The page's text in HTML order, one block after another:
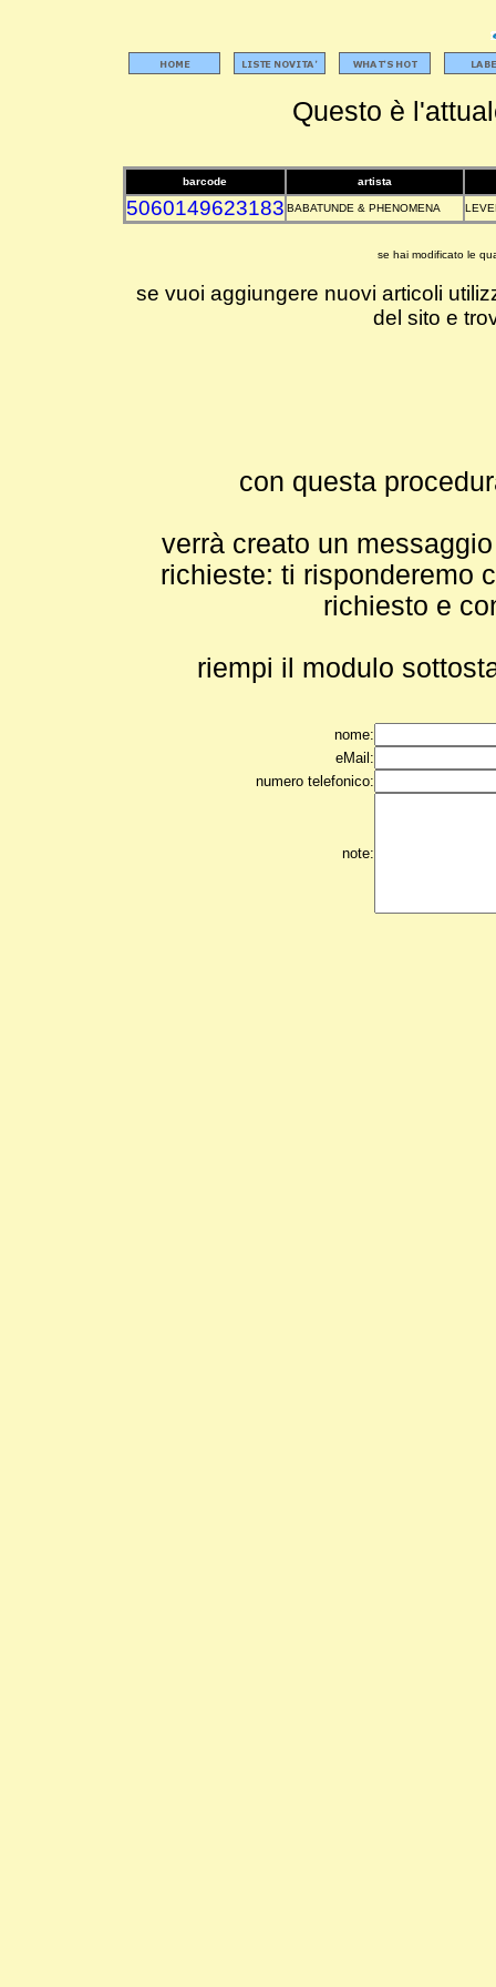
Questo è
barcode artista
5060149623183 BABATUNDE & PHENOMENA
se hai modificato le
se vuoi aggiungere nuovi articoli
del sito e
con questa
verrà creato un
richieste: ti risponderemo
richiesto e
riempi il modulo
nome:
eMail:
numero telefonico:
note: